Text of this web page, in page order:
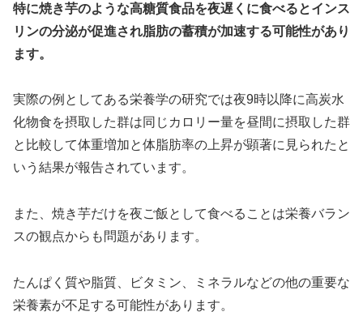
特に焼き芋のような高糖質食品を夜遅くに食べるとインス
リンの分泌が促進され脂肪の蓄積が加速する可能性があり
ます。
実際の例としてある栄養学の研究では夜9時以降に高炭水
化物食を摂取した群は同じカロリー量を昼間に摂取した群
と比較して体重増加と体脂肪率の上昇が顕著に見られたと
いう結果が報告されています。
また、焼き芋だけを夜ご飯として食べることは栄養バラン
スの観点からも問題があります。
たんぱく質や脂質、ビタミン、ミネラルなどの他の重要な
栄養素が不足する可能性があります。